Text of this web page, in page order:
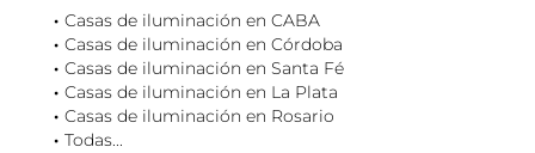
Casas de iluminación en CABA
Casas de iluminación en Córdoba
Casas de iluminación en Santa Fé
Casas de iluminación en La Plata
Casas de iluminación en Rosario
Todas...